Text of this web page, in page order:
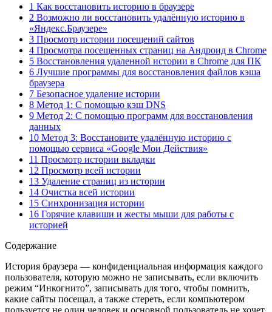
1 Как восстановить историю в браузере
2 Возможно ли восстановить удалённую историю в
«Яндекс.Браузере»
3 Просмотр истории посещений сайтов
4 Просмотра посещенных страниц на Андроид в Chrome
5 Восстановления удаленной истории в Chrome для ПК
6 Лучшие программы для восстановления файлов кэша
браузера
7 Безопасное удаление истории
8 Метод 1: С помощью кэш DNS
9 Метод 2: С помощью программ для восстановления
данных
10 Метод 3: Восстановите удалённую историю с
помощью сервиса «Google Мои Действия»
11 Просмотр истории вкладки
12 Просмотр всей истории
13 Удаление страниц из истории
14 Очистка всей истории
15 Синхронизация истории
16 Горячие клавиши и жесты мыши для работы с
историей
Содержание
История браузера — конфиденциальная информация каждого
пользователя, которую можно не записывать, если включить
режим “Инкогнито”, записывать для того, чтобы помнить,
какие сайты посещал, а также стереть, если компьютером
пользуется не один человек и основной пользователь не хочет,